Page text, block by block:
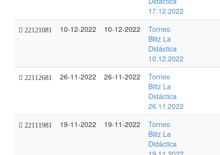
17.12.2022
22121081 10-12-2022 10-12-2022
Torneo
Blitz La
Didáctica
10.12.2022
22112681 26-11-2022 26-11-2022
Torneo
Blitz La
Didáctica
26.11.2022
22111981 19-11-2022 19-11-2022
Torneo
Blitz La
Didáctica